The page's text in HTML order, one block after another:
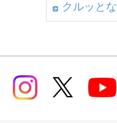
クルッとな